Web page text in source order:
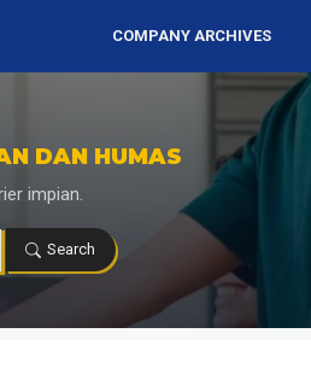
COMPANY ARCHIVES
DAN HUMAS
impian.
Search